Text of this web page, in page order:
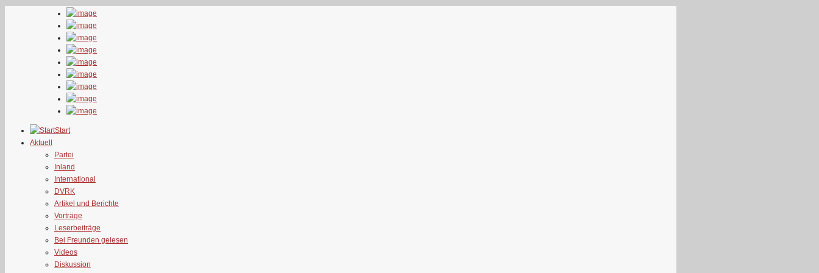
Start
Aktuell
Partei
Inland
International
DVRK
Artikel und Berichte
Vorträge
Leserbeiträge
Bei Freunden gelesen
Videos
Diskussion